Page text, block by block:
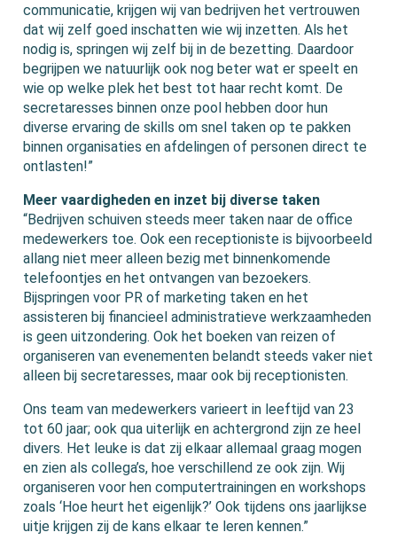
communicatie, krijgen wij van bedrijven het vertrouwen
dat wij zelf goed inschatten wie wij inzetten. Als het
nodig is, springen wij zelf bij in de bezetting. Daardoor
begrijpen we natuurlijk ook nog beter wat er speelt en
wie op welke plek het best tot haar recht komt. De
secretaresses binnen onze pool hebben door hun
diverse ervaring de skills om snel taken op te pakken
binnen organisaties en afdelingen of personen direct te
ontlasten!”
Meer vaardigheden en inzet bij diverse taken
“Bedrijven schuiven steeds meer taken naar de office
medewerkers toe. Ook een receptioniste is bijvoorbeeld
allang niet meer alleen bezig met binnenkomende
telefoontjes en het ontvangen van bezoekers.
Bijspringen voor PR of marketing taken en het
assisteren bij financieel administratieve werkzaamheden
is geen uitzondering. Ook het boeken van reizen of
organiseren van evenementen belandt steeds vaker niet
alleen bij secretaresses, maar ook bij receptionisten.
Ons team van medewerkers varieert in leeftijd van 23
tot 60 jaar; ook qua uiterlijk en achtergrond zijn ze heel
divers. Het leuke is dat zij elkaar allemaal graag mogen
en zien als collega’s, hoe verschillend ze ook zijn. Wij
organiseren voor hen computertrainingen en workshops
zoals ‘Hoe heurt het eigenlijk?’ Ook tijdens ons jaarlijkse
uitje krijgen zij de kans elkaar te leren kennen.”